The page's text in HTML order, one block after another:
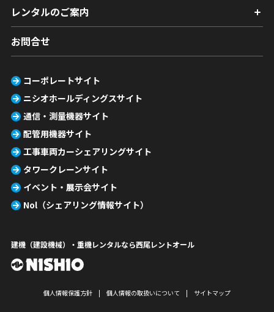
レンタルのご案内
お問合せ
コーポレートサイト
ニシオホールディングスサイト
通信・測量機器サイト
配管用機器サイト
工事車両カーシェアリングサイト
タワークレーンサイト
イベント・展示会サイト
Nol（シェアリング情報サイト）
建機（建設機械）・重機レンタルなら西尾レントオール
個人情報保護方針 個人情報の取扱いについて サイトマップ